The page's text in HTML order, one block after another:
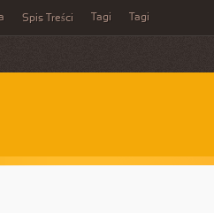
Spis Treści Tagi Tagi